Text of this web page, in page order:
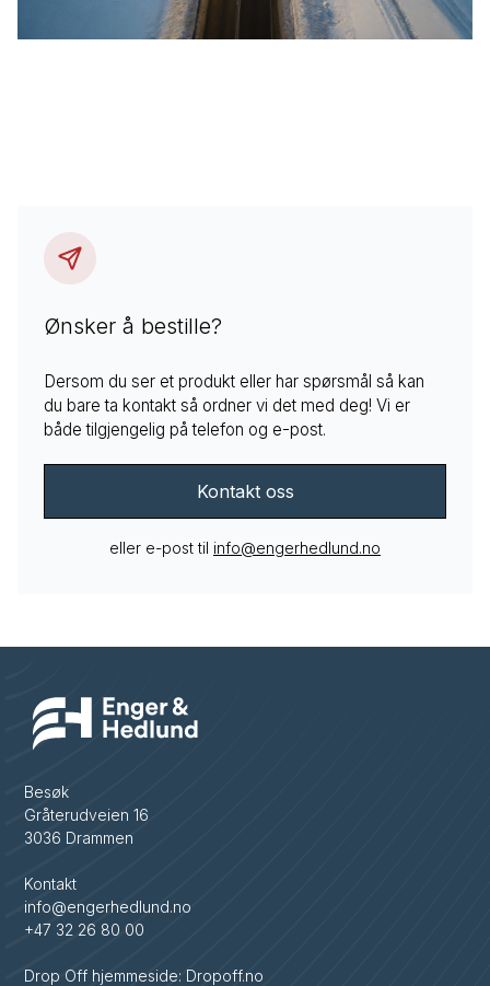
Ønsker å bestille?
Dersom du ser et produkt eller har spørsmål så kan
du bare ta kontakt så ordner vi det med deg! Vi er
både tilgjengelig på telefon og e-post.
Kontakt oss
eller e-post til info@engerhedlund.no
Besøk
Gråterudveien 16
3036 Drammen
Kontakt
info@engerhedlund.no
+47 32 26 80 00
Drop Off hjemmeside: Dropoff.no